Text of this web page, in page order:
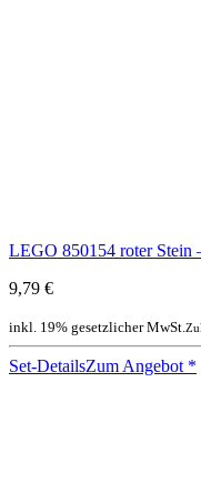
LEGO 850154 roter Stein
9,79 €
inkl. 19% gesetzlicher MwSt.
Set-DetailsZum Angebot *